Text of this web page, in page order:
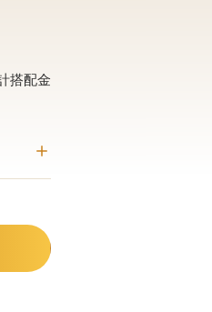
搭配金